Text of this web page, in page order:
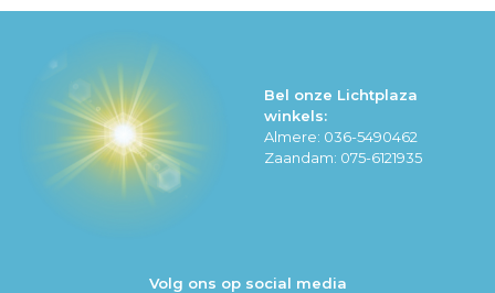
Bel onze Lichtplaza
winkels:
Almere: 036-5490462
Zaandam: 075-6121935
Volg ons op social media